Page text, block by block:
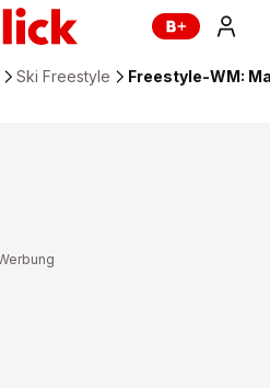
Ski Freestyle Freestyle-WM: